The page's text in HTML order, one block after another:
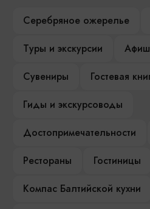
Серебряное ожерелье
Туры и экскурсии
Сувениры
Гостевая
Гиды и экскурсоводы
Достопримечательности
Рестораны
Гостиницы
Компас Балтийской кухни